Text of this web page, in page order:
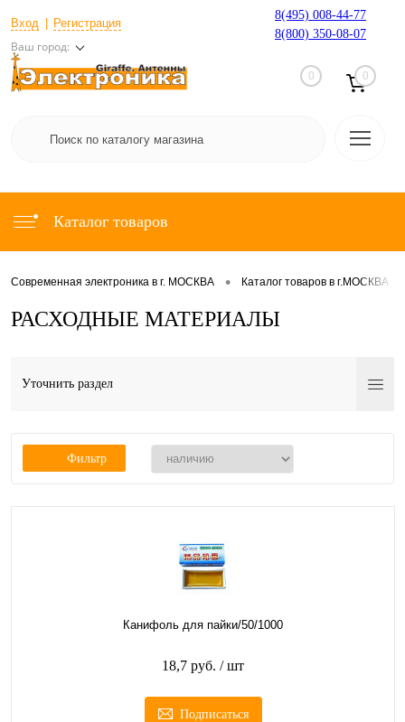
Вход Регистрация
Ваш город:
8(495) 008-44-77
8(800) 350-08-07
0 0
Каталог товаров
Современная электроника в г. МОСКВА • Каталог товаров в г.МОСКВА
РАСХОДНЫЕ МАТЕРИАЛЫ
Уточнить раздел
Фильтр
Канифоль для пайки/50/1000
18,7 руб. / шт
Подписаться